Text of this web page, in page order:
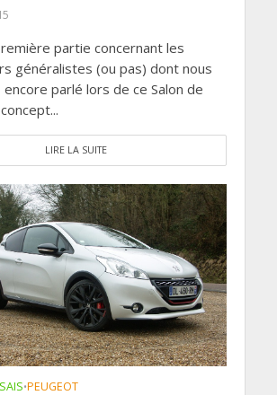
partie concernant les
généralistes (ou pas) dont nous
encore parlé lors de ce Salon de
LIRE LA SUITE
•PEUGEOT